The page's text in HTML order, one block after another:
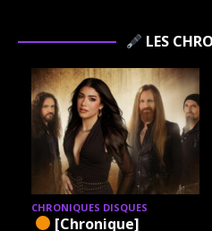
LES
CHRONIQUES DISQUES
[Chronique]